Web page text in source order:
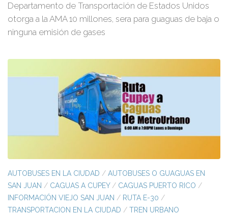
Departamento de Transportación de Estados Unidos
otorga a la AMA 10 millones, sera para guaguas de baja o
ninguna emisión de gases
AUTOBUSES EN LA CIUDAD / AUTOBUSES O GUAGUAS EN
SAN JUAN / CAGUAS A CUPEY/ CAGUAS PUERTO RICO /
INFORMACIÓN VIEJO SAN JUAN / RUTA E-30 /
TRANSPORTACION EN LA CIUDAD / TREN URBANO